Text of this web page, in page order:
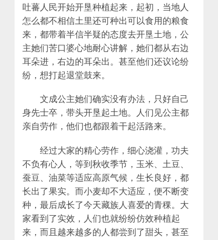
吐蕃人民开始开垦种植起来，起初，当地人
怎么都不相信土里还可种出可以食用的粮食
来，都带着半信半疑的态度去开垦土地，公
主她们苦口婆心地耐心讲解，她们都从右边
耳朵进，右边的耳朵出。甚至他们还议论纷
纷，想打起退堂鼓来。
文成公主她们确实没有办法，只好自己
身先士卒，带头开垦起土地。人们见公主都
亲自劳作，他们也都跟着干起活路来。
经过大家的精心劳作，细心浇灌，功夫
不负有心人，等到秋收季节，玉米、土豆、
蚕豆、油菜等适应高原气候，生长良好，都
长出了果实。而小麦却不大适应，便不断变
种，最后成长了今天藏族人喜爱的青稞。大
家看到了实效，人们也就纷纷仿效种植起
来，而且越来越多的人都尝到了甜头，甚至